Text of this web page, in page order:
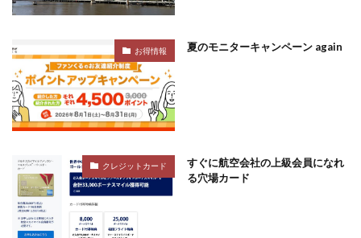
お得情報 夏のモニターキャンペーン again
クレジットカード
すぐに航空会社の上級会員になれ
る穴場カード